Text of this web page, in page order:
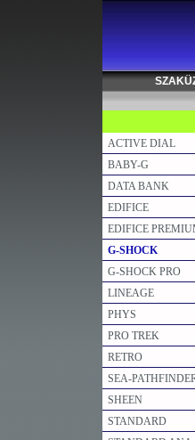
ACTIVE DIAL
BABY-G
DATA BANK
EDIFICE
EDIFICE
G-SHOCK
G-SHOCK PRO
LINEAGE
PHYS
PRO TREK
RETRO
SEA-
SHEEN
STANDARD